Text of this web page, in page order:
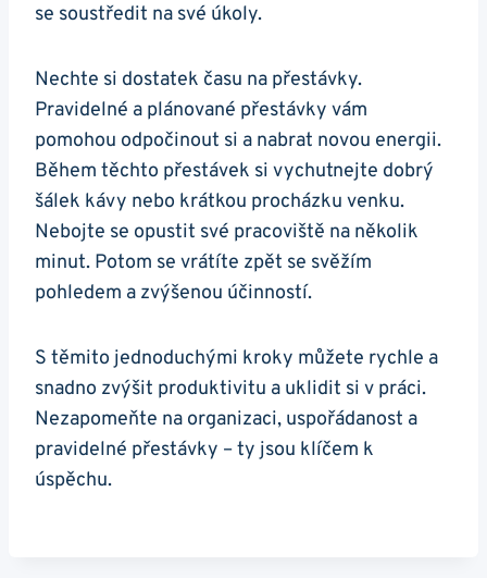
se soustředit na své úkoly.
Nechte si dostatek času na přestávky.
Pravidelné a plánované přestávky vám
pomohou odpočinout si a nabrat novou energii.
Během těchto přestávek si vychutnejte dobrý
šálek kávy nebo krátkou procházku venku.
Nebojte se opustit své pracoviště na několik
minut. Potom se vrátíte zpět se svěžím
pohledem a zvýšenou účinností.
S těmito jednoduchými kroky můžete rychle a
snadno zvýšit produktivitu a uklidit si v práci.
Nezapomeňte na organizaci, uspořádanost a
pravidelné přestávky – ty jsou klíčem k
úspěchu.